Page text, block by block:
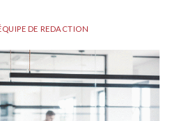
DE REDACTION